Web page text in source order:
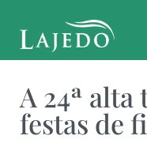
A 24ª
festas de